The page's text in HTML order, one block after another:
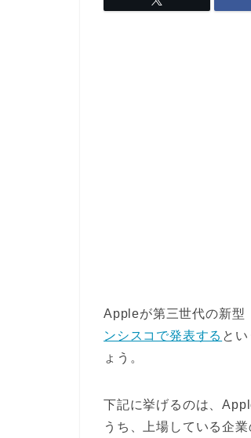
Appleが第三世代の新型
ンシスコで発表する と
ょう。
下記に挙げるのは、
うち、上場している企